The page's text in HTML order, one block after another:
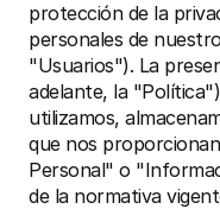
protección de la
personales de
"Usuarios"). La
adelante, la
utilizamos,
que nos
Personal" o
de la normativa